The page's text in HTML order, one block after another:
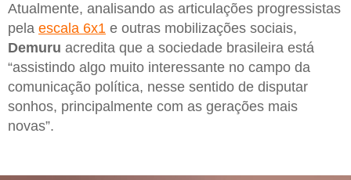
Atualmente, analisando as articulações progressistas
pela escala 6x1 e outras mobilizações sociais,
Demuru acredita que a sociedade brasileira está
“assistindo algo muito interessante no campo da
comunicação política, nesse sentido de disputar
sonhos, principalmente com as gerações mais
novas”.